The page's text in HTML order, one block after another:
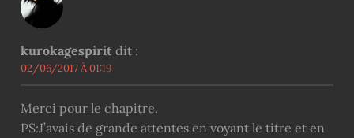
kurokagespirit dit :
02/06/2017 À 01:19
Merci pour le chapitre.
PS:J’avais de grande attentes en voyant le titre et en